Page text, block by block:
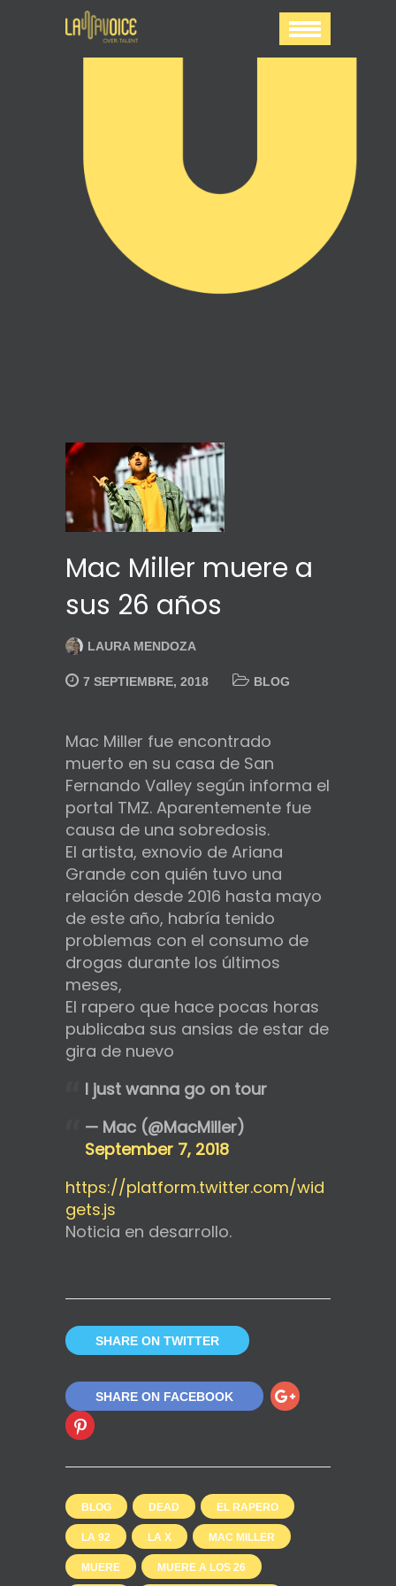
Mac Miller muere a
sus 26 años
LAURA MENDOZA
7 SEPTIEMBRE, 2018 BLOG
Mac Miller fue encontrado
muerto en su casa de San
Fernando Valley según informa el
portal TMZ. Aparentemente fue
causa de una sobredosis.
El artista, exnovio de Ariana
Grande con quién tuvo una
relación desde 2016 hasta mayo
de este año, habría tenido
problemas con el consumo de
drogas durante los últimos
meses,
El rapero que hace pocas horas
publicaba sus ansias de estar de
gira de nuevo
I just wanna go on tour
— Mac (@MacMiller)
September 7, 2018
https://platform.twitter.com/wid
gets.js
Noticia en desarrollo.
SHARE ON TWITTER
SHARE ON FACEBOOK
BLOG DEAD EL RAPERO
LA 92 LA X MAC MILLER
MUERE MUERE A LOS 26